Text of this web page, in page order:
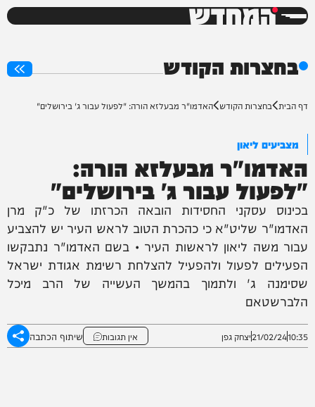
המחדש
בחצרות הקודש
דף הבית בחצרות הקודש האדמו"ר מבעלזא הורה: "לפעול עבור ג' בירושלים"
מצביעים ליאון
האדמו"ר מבעלזא הורה:
"לפעול עבור ג' בירושלים"
בכינוס עסקני החסידות הובאה הכרזתו של כ"ק מרן
האדמו"ר שליט"א כי כהכרת הטוב לראש העיר יש להצביע
עבור משה ליאון לראשות העיר • בשם האדמו"ר נתבקשו
הפעילים לפעול ולהפעיל להצלחת רשימת אגודת ישראל
שסימנה ג' ולתמוך בהמשך העשייה של הרב מיכל
הלברשטאם
10:35
21/02/24יצחק גפן אין תגובות שיתוף הכתבה